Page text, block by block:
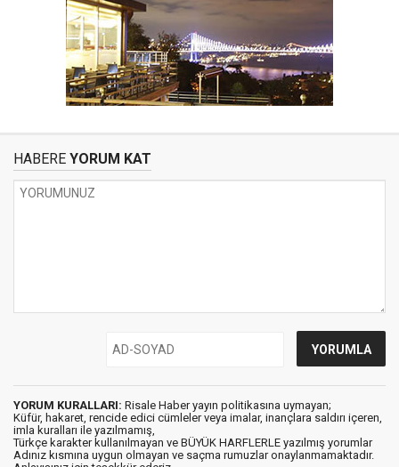
HABERE YORUM KAT
YORUM KURALLARI: Risale Haber yayın politikasına uymayan;
Küfür, hakaret, rencide edici cümleler veya imalar, inançlara saldırı içeren,
imla kuralları ile yazılmamış,
Türkçe karakter kullanılmayan ve BÜYÜK HARFLERLE yazılmış yorumlar
Adınız kısmına uygun olmayan ve saçma rumuzlar onaylanmamaktadır.